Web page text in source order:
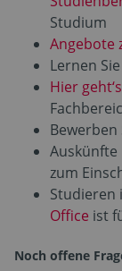
Studium
Angebote
Lernen Sie
Hier
Auskünfte
zum
Studieren
Office ist
Noch offene